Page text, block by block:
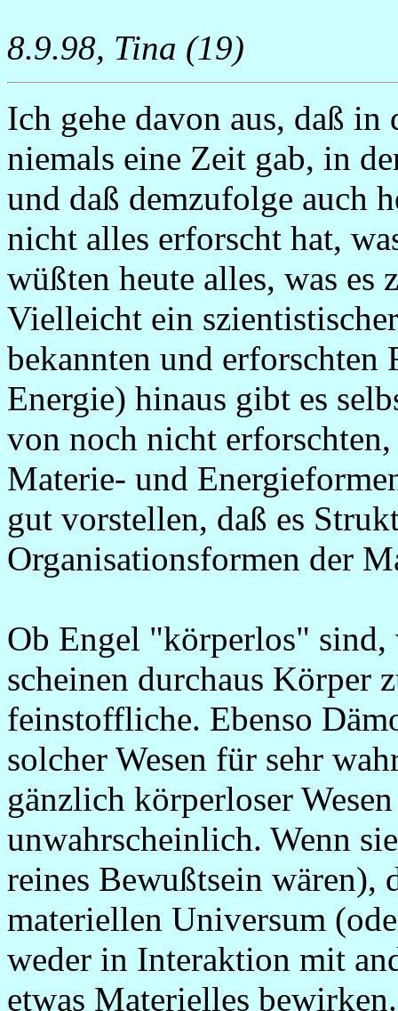
8.9.98, Tina (19)
Ich gehe davon aus, daß
niemals eine Zeit gab, in
und daß demzufolge auch
nicht alles erforscht hat,
wüßten heute alles, was
Vielleicht ein
bekannten und
Energie) hinaus gibt es
von noch nicht
Materie- und
gut vorstellen, daß es
Organisationsformen der
Ob Engel "körperlos" sind,
scheinen durchaus Körper
feinstoffliche. Ebenso
solcher Wesen für sehr
gänzlich körperloser
unwahrscheinlich. Wenn
reines Bewußtsein wären),
materiellen Universum
weder in Interaktion mit
etwas Materielles